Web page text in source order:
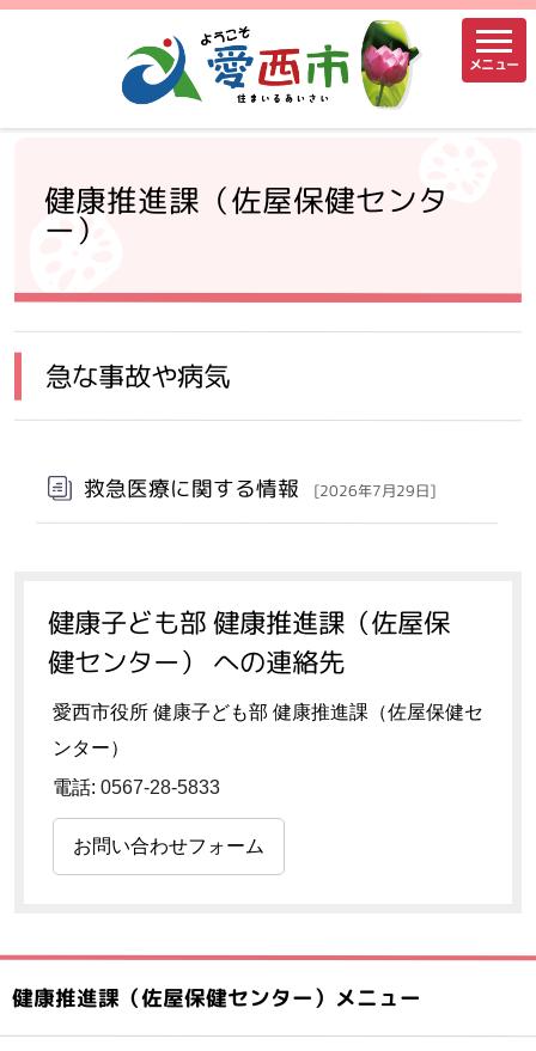
メニュー
健康推進課（佐屋保健センタ
ー）
急な事故や病気
救急医療に関する情報 [2026年7月29日]
健康子ども部 健康推進課（佐屋保
健センター） への連絡先
愛西市役所 健康子ども部 健康推進課（佐屋保健セ
ンター）
電話: 0567-28-5833
お問い合わせフォーム
健康推進課（佐屋保健センター）メニュー